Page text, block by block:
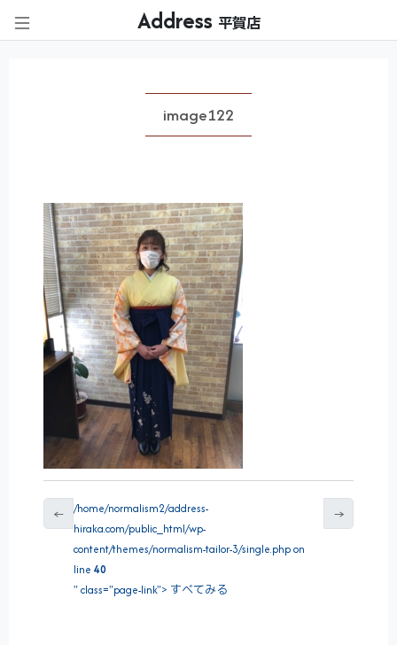
Address 平賀店
image122
←
/home/normalism2/address-
hiraka.com/public_html/wp-
content/themes/normalism-tailor-3/single.php on
line40
" class="page-link"> すべてみる
→